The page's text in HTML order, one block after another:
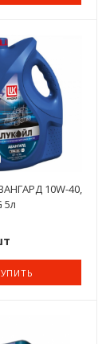
10W-40,
5л